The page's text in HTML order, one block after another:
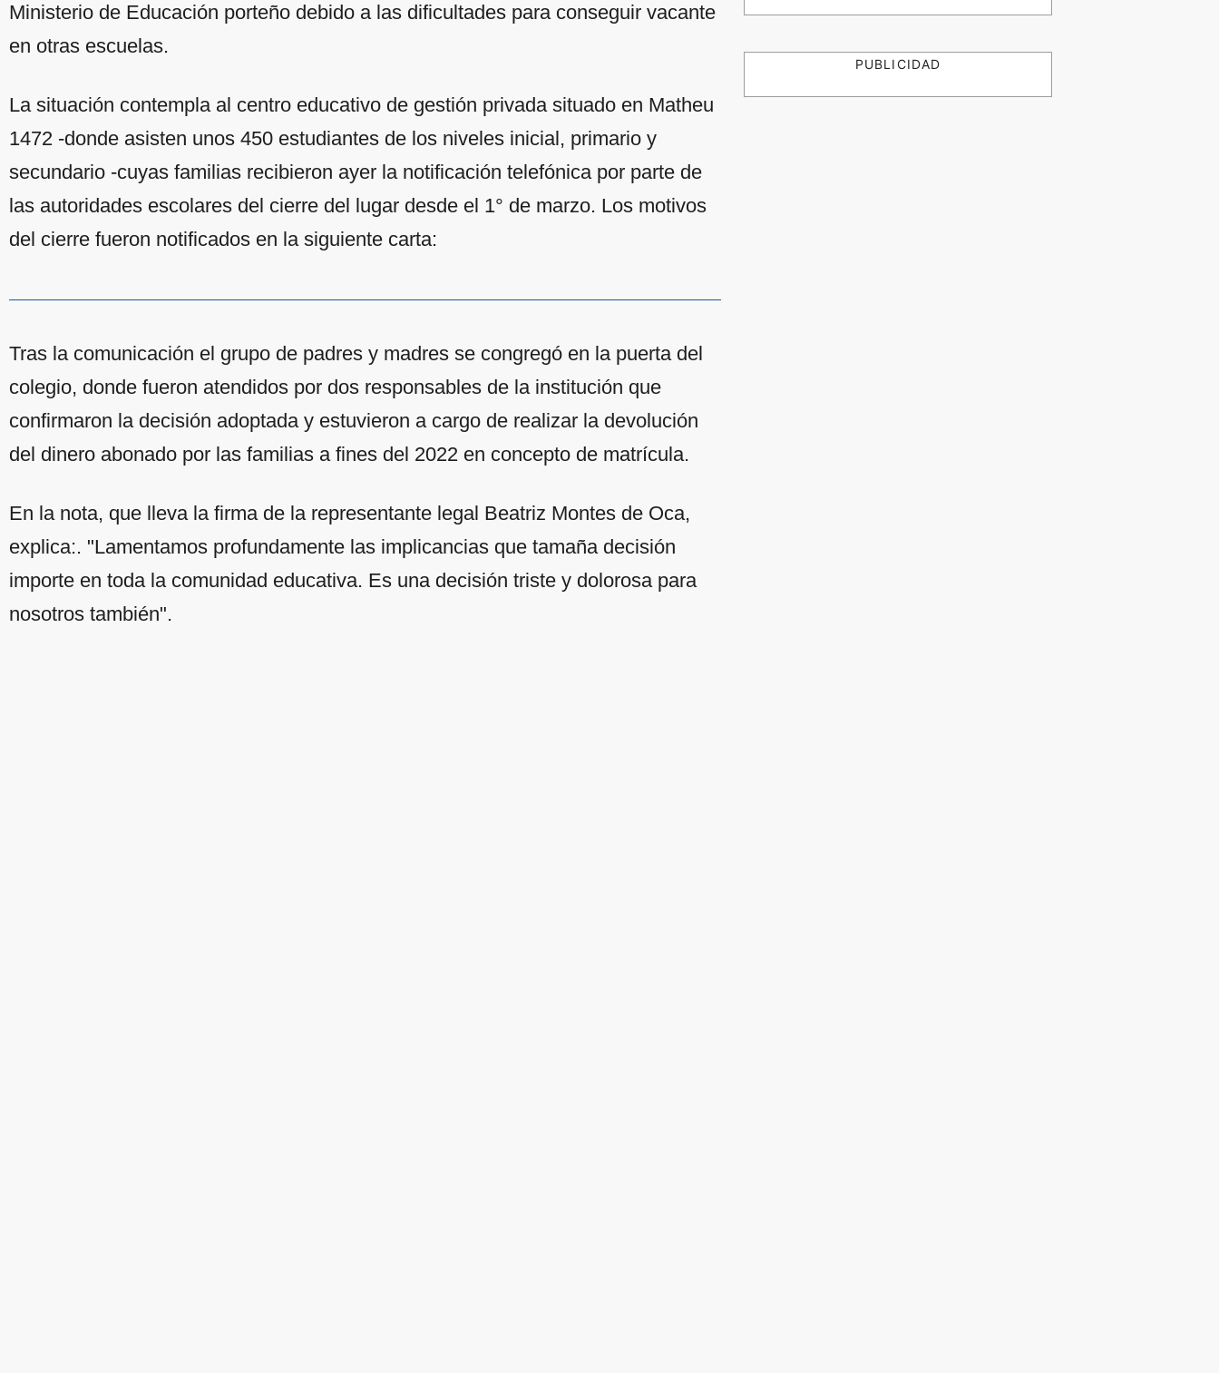
Ministerio de Educación porteño debido a las dificultades para conseguir vacante
en otras escuelas.
La situación contempla al centro educativo de gestión privada situado en Matheu
1472 -donde asisten unos 450 estudiantes de los niveles inicial, primario y
secundario -cuyas familias recibieron ayer la notificación telefónica por parte de
las autoridades escolares del cierre del lugar desde el 1° de marzo. Los motivos
del cierre fueron notificados en la siguiente carta:
Tras la comunicación el grupo de padres y madres se congregó en la puerta del
colegio, donde fueron atendidos por dos responsables de la institución que
confirmaron la decisión adoptada y estuvieron a cargo de realizar la devolución
del dinero abonado por las familias a fines del 2022 en concepto de matrícula.
En la nota, que lleva la firma de la representante legal Beatriz Montes de Oca,
explica:. "Lamentamos profundamente las implicancias que tamaña decisión
importe en toda la comunidad educativa. Es una decisión triste y dolorosa para
nosotros también".
PUBLICIDAD